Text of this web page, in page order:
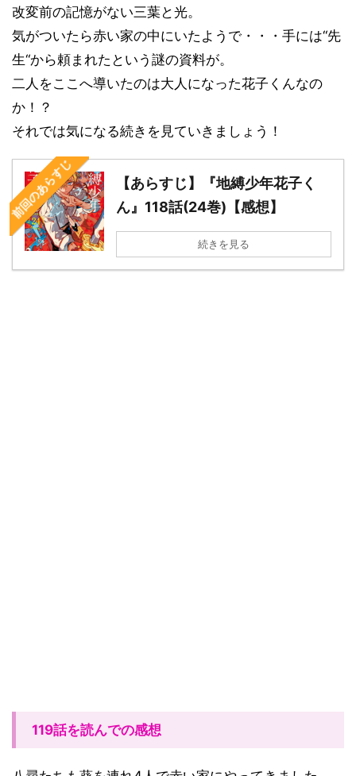
改変前の記憶がない三葉と光。
気がついたら赤い家の中にいたようで・・・手には“先
生“から頼まれたという謎の資料が。
二人をここへ導いたのは大人になった花子くんなの
か！？
それでは気になる続きを見ていきましょう！
前回のあらすじ
【あらすじ】『地縛少年花子く
ん』118話(24巻)【感想】
続きを見る
119話を読んでの感想